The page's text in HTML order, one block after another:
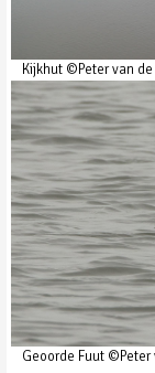
Kijkhut ©Peter van
Geoorde Fuut ©Peter